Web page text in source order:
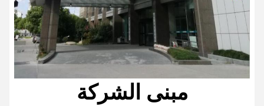
مبنى الشركة